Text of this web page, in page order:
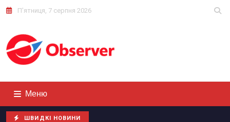
П'ятниця, 7 серпня 2026
Меню
ШВИДКІ НОВИНИ